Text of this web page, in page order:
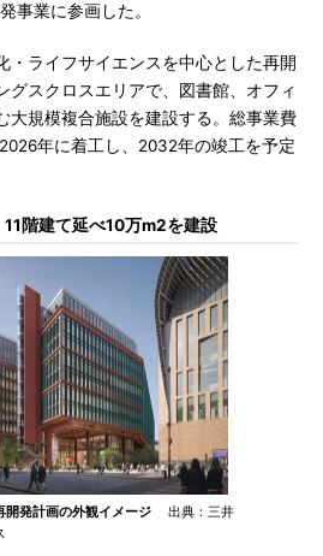
事業に参画した。
ライフサイエンスを中心とした再開
グスクロスエリアで、図書館、オフィ
大規模複合施設を建設する。総事業費
年に着工し、2032年の竣工を予定
階建て延べ10万m2を建設
開発計画の外観イメージ
出典：三井